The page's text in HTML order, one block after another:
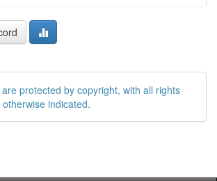
protected by copyright, with all rights
indicated.